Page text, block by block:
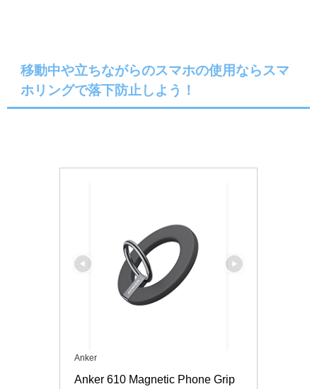
移動中や立ちながらのスマホの使用ならスマ
ホリングで落下防止しよう！
Anker
Anker 610 Magnetic Phone Grip